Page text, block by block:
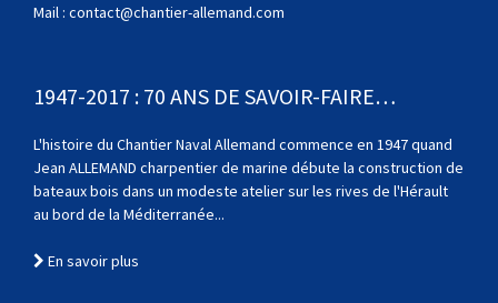
Mail : contact@chantier-allemand.com
1947-2017 : 70 ANS DE SAVOIR-FAIRE…
L'histoire du Chantier Naval Allemand commence en 1947 quand
Jean ALLEMAND charpentier de marine débute la construction de
bateaux bois dans un modeste atelier sur les rives de l'Hérault
au bord de la Méditerranée...
En savoir plus